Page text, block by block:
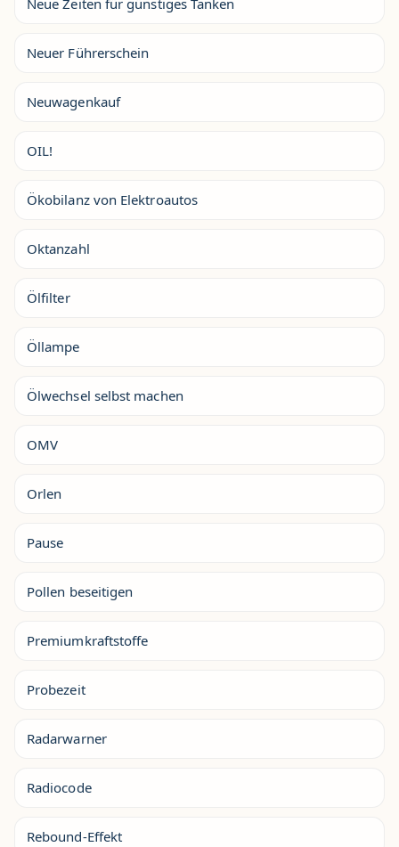
Neuer Führerschein
Neuwagenkauf
OIL!
Ökobilanz von Elektroautos
Oktanzahl
Ölfilter
Öllampe
Ölwechsel selbst machen
OMV
Orlen
Pause
Pollen beseitigen
Premiumkraftstoffe
Probezeit
Radarwarner
Radiocode
Rebound-Effekt